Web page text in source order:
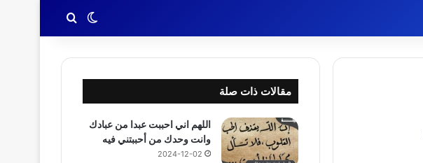
الوضع المظلم
بحث عن
مقالات ذات صلة
اللهم اني احببت عبدا من عبادك
وانت وحدك من أحببتني فيه
2024-12-02